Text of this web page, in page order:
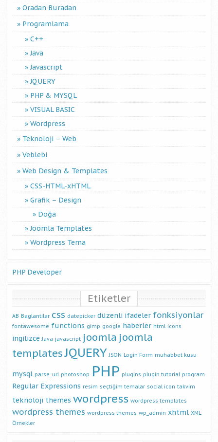
Oradan Buradan
Programlama
C++
Java
Javascript
JQUERY
PHP & MYSQL
VISUAL BASIC
Wordpress
Teknoloji – Web
Veblebi
Web Design & Templates
CSS-HTML-xHTML
Grafik – Design
Doğa
Joomla Templates
Wordpress Tema
PHP Developer
Etiketler
AB Baglantilar css datepicker düzenli ifadeler fonksiyonlar
fontawesome functions gimp google haberler html icons
ingilizce Java javascript joomla joomla
templatesJQUERY JSON Login Form muhabbet kusu
mysql parse_url photoshop PHP plugins plugin tutorial program
Regular Expressions resim seçtiğim temalar social icon takvim
teknoloji themes wordpress wordpress templates
wordpress themes wordpress themes wp_admin xhtml XML
Örnekler